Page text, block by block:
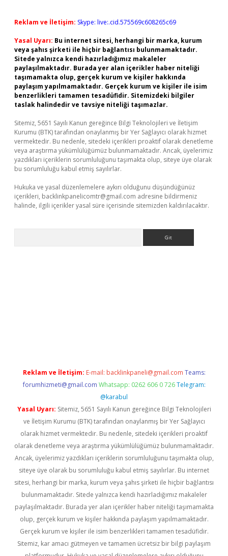
Reklam ve İletişim: Skype: live:.cid.575569c608265c69
Yasal Uyarı: Bu internet sitesi, herhangi bir marka, kurum
veya şahıs şirketi ile hiçbir bağlantısı bulunmamaktadır.
Sitede yalnızca kendi hazırladığımız makaleler
paylaşılmaktadır. Burada yer alan içerikler haber niteliği
taşımamakta olup, gerçek kurum ve kişiler hakkında
paylaşım yapılmamaktadır. Gerçek kurum ve kişiler ile isim
benzerlikleri tamamen tesadüfidir. Sitemizdeki bilgiler
taslak halindedir ve tavsiye niteliği taşımazlar.
Sitemiz, 5651 Sayılı Kanun gereğince Bilgi Teknolojileri ve İletişim
Kurumu (BTK) tarafından onaylanmış bir Yer Sağlayıcı olarak hizmet
vermektedir. Bu nedenle, sitedeki içerikleri proaktif olarak denetleme
veya araştırma yükümlülüğümüz bulunmamaktadır. Ancak, üyelerimiz
yazdıkları içeriklerin sorumluluğunu taşımakta olup, siteye üye olarak
bu sorumluluğu kabul etmiş sayılırlar.
Hukuka ve yasal düzenlemelere aykırı olduğunu düşündüğünüz
içerikleri, backlinkpanelicomtr@gmail.com adresine bildirmeniz
halinde, ilgili içerikler yasal süre içerisinde sitemizden kaldırılacaktır.
Reklam ve İletişim: E-mail: backlinkpaneli@gmail.com Teams:
forumhizmeti@gmail.com Whatsapp: 0262 606 0 726 Telegram:
@karabul
Yasal Uyarı: Sitemiz, 5651 Sayılı Kanun gereğince Bilgi Teknolojileri
ve İletişim Kurumu (BTK) tarafından onaylanmış bir Yer Sağlayıcı
olarak hizmet vermektedir. Bu nedenle, sitedeki içerikleri proaktif
olarak denetleme veya araştırma yükümlülüğümüz bulunmamaktadır.
Ancak, üyelerimiz yazdıkları içeriklerin sorumluluğunu taşımakta olup,
siteye üye olarak bu sorumluluğu kabul etmiş sayılırlar. Bu internet
sitesi, herhangi bir marka, kurum veya şahıs şirketi ile hiçbir bağlantısı
bulunmamaktadır. Sitede yalnızca kendi hazırladığımız makaleler
paylaşılmaktadır. Burada yer alan içerikler haber niteliği taşımamakta
olup, gerçek kurum ve kişiler hakkında paylaşım yapılmamaktadır.
Gerçek kurum ve kişiler ile isim benzerlikleri tamamen tesadüfidir.
Sitemiz, kar amacı gütmeyen ve tamamen ücretsiz bir bilgi paylaşım